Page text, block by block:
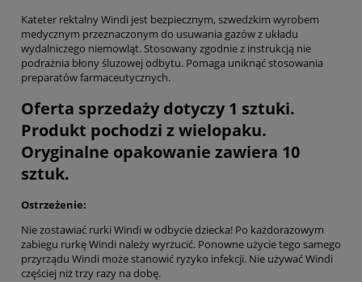
Kateter rektalny Windi jest bezpiecznym, szwedzkim wyrobem
medycznym przeznaczonym do usuwania gazów z układu
wydalniczego niemowląt. Stosowany zgodnie z instrukcją nie
podrażnia błony śluzowej odbytu. Pomaga uniknąć stosowania
preparatów farmaceutycznych.
Oferta sprzedaży dotyczy 1 sztuki.
Produkt pochodzi z wielopaku.
Oryginalne opakowanie zawiera 10
sztuk.
Ostrzeżenie:
Nie zostawiać rurki Windi w odbycie dziecka! Po każdorazowym
zabiegu rurkę Windi należy wyrzucić. Ponowne użycie tego samego
przyrządu Windi może stanowić ryzyko infekcji. Nie używać Windi
częściej niż trzy razy na dobę.